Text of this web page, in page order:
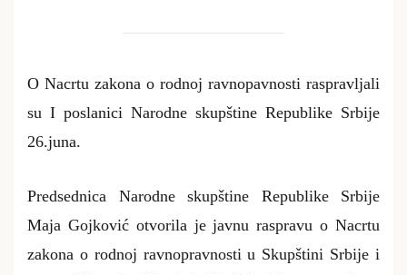
O Nacrtu zakona o rodnoj ravnopavnosti raspravljali
su I poslanici Narodne skupštine Republike Srbije
26.juna.
Predsednica Narodne skupštine Republike Srbije
Maja Gojković otvorila je javnu raspravu o Nacrtu
zakona o rodnoj ravnopravnosti u Skupštini Srbije i